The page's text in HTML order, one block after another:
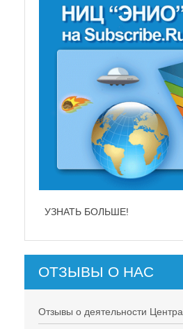
УЗНАТЬ БОЛЬШЕ!
ОТЗЫВЫ О НАС
Отзывы о деятельности Центра